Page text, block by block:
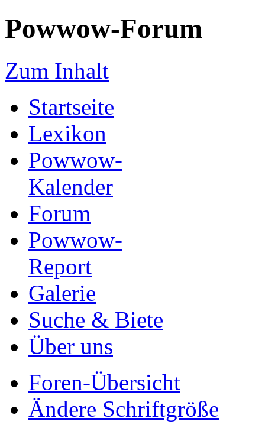
Powwow-Forum
Zum Inhalt
Startseite
Lexikon
Powwow-
Kalender
Forum
Powwow-
Report
Galerie
Suche & Biete
Über uns
Foren-Übersicht
Ändere Schriftgröße